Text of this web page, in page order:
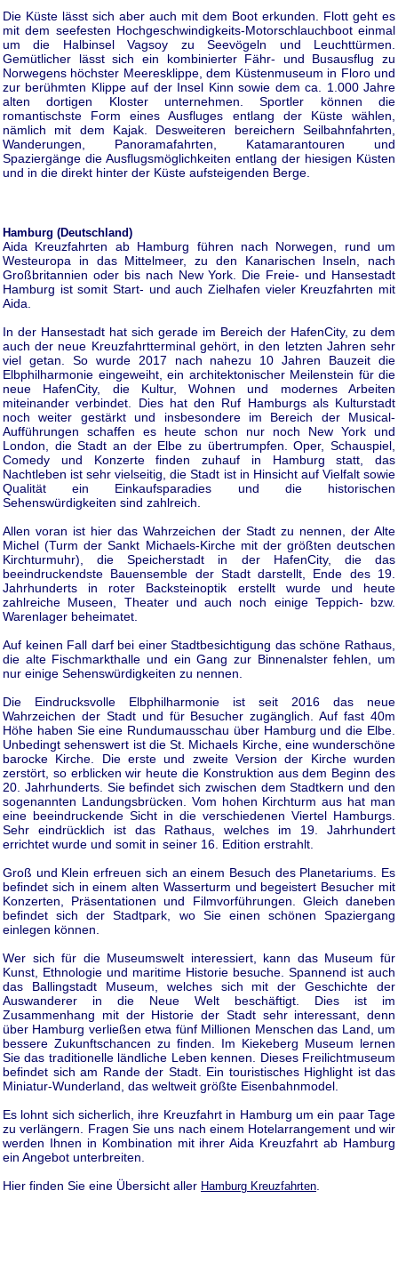
Die Küste lässt sich aber auch mit dem Boot erkunden. Flott geht es
mit dem seefesten Hochgeschwindigkeits-Motorschlauchboot einmal
um die Halbinsel Vagsoy zu Seevögeln und Leuchttürmen.
Gemütlicher lässt sich ein kombinierter Fähr- und Busausflug zu
Norwegens höchster Meeresklippe, dem Küstenmuseum in Floro und
zur berühmten Klippe auf der Insel Kinn sowie dem ca. 1.000 Jahre
alten dortigen Kloster unternehmen. Sportler können die
romantischste Form eines Ausfluges entlang der Küste wählen,
nämlich mit dem Kajak. Desweiteren bereichern Seilbahnfahrten,
Wanderungen, Panoramafahrten, Katamarantouren und
Spaziergänge die Ausflugsmöglichkeiten entlang der hiesigen Küsten
und in die direkt hinter der Küste aufsteigenden Berge.
Hamburg (Deutschland)
Aida Kreuzfahrten ab Hamburg führen nach Norwegen, rund um
Westeuropa in das Mittelmeer, zu den Kanarischen Inseln, nach
Großbritannien oder bis nach New York. Die Freie- und Hansestadt
Hamburg ist somit Start- und auch Zielhafen vieler Kreuzfahrten mit
Aida.
In der Hansestadt hat sich gerade im Bereich der HafenCity, zu dem
auch der neue Kreuzfahrtterminal gehört, in den letzten Jahren sehr
viel getan. So wurde 2017 nach nahezu 10 Jahren Bauzeit die
Elbphilharmonie eingeweiht, ein architektonischer Meilenstein für die
neue HafenCity, die Kultur, Wohnen und modernes Arbeiten
miteinander verbindet. Dies hat den Ruf Hamburgs als Kulturstadt
noch weiter gestärkt und insbesondere im Bereich der Musical-
Aufführungen schaffen es heute schon nur noch New York und
London, die Stadt an der Elbe zu übertrumpfen. Oper, Schauspiel,
Comedy und Konzerte finden zuhauf in Hamburg statt, das
Nachtleben ist sehr vielseitig, die Stadt ist in Hinsicht auf Vielfalt sowie
Qualität ein Einkaufsparadies und die historischen
Sehenswürdigkeiten sind zahlreich.
Allen voran ist hier das Wahrzeichen der Stadt zu nennen, der Alte
Michel (Turm der Sankt Michaels-Kirche mit der größten deutschen
Kirchturmuhr), die Speicherstadt in der HafenCity, die das
beeindruckendste Bauensemble der Stadt darstellt, Ende des 19.
Jahrhunderts in roter Backsteinoptik erstellt wurde und heute
zahlreiche Museen, Theater und auch noch einige Teppich- bzw.
Warenlager beheimatet.
Auf keinen Fall darf bei einer Stadtbesichtigung das schöne Rathaus,
die alte Fischmarkthalle und ein Gang zur Binnenalster fehlen, um
nur einige Sehenswürdigkeiten zu nennen.
Die Eindrucksvolle Elbphilharmonie ist seit 2016 das neue
Wahrzeichen der Stadt und für Besucher zugänglich. Auf fast 40m
Höhe haben Sie eine Rundumausschau über Hamburg und die Elbe.
Unbedingt sehenswert ist die St. Michaels Kirche, eine wunderschöne
barocke Kirche. Die erste und zweite Version der Kirche wurden
zerstört, so erblicken wir heute die Konstruktion aus dem Beginn des
20. Jahrhunderts. Sie befindet sich zwischen dem Stadtkern und den
sogenannten Landungsbrücken. Vom hohen Kirchturm aus hat man
eine beeindruckende Sicht in die verschiedenen Viertel Hamburgs.
Sehr eindrücklich ist das Rathaus, welches im 19. Jahrhundert
errichtet wurde und somit in seiner 16. Edition erstrahlt.
Groß und Klein erfreuen sich an einem Besuch des Planetariums. Es
befindet sich in einem alten Wasserturm und begeistert Besucher mit
Konzerten, Präsentationen und Filmvorführungen. Gleich daneben
befindet sich der Stadtpark, wo Sie einen schönen Spaziergang
einlegen können.
Wer sich für die Museumswelt interessiert, kann das Museum für
Kunst, Ethnologie und maritime Historie besuche. Spannend ist auch
das Ballingstadt Museum, welches sich mit der Geschichte der
Auswanderer in die Neue Welt beschäftigt. Dies ist im
Zusammenhang mit der Historie der Stadt sehr interessant, denn
über Hamburg verließen etwa fünf Millionen Menschen das Land, um
bessere Zukunftschancen zu finden. Im Kiekeberg Museum lernen
Sie das traditionelle ländliche Leben kennen. Dieses Freilichtmuseum
befindet sich am Rande der Stadt. Ein touristisches Highlight ist das
Miniatur-Wunderland, das weltweit größte Eisenbahnmodel.
Es lohnt sich sicherlich, ihre Kreuzfahrt in Hamburg um ein paar Tage
zu verlängern. Fragen Sie uns nach einem Hotelarrangement und wir
werden Ihnen in Kombination mit ihrer Aida Kreuzfahrt ab Hamburg
ein Angebot unterbreiten.
Hier finden Sie eine Übersicht aller Hamburg Kreuzfahrten